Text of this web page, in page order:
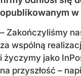
opublikowanym
– Zakończyliśmy
za wspólną
i życzymy jako
na przyszłość –